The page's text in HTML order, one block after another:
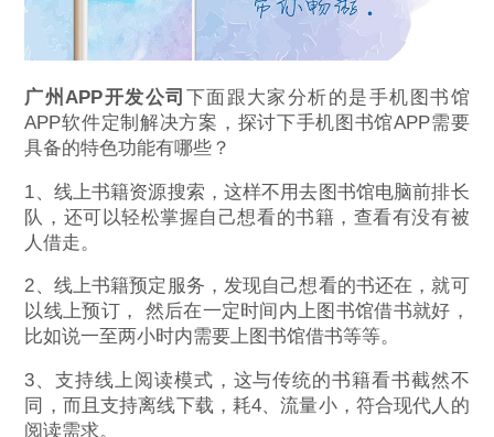
广州APP开发公司 下面跟大家分析的是手机图书馆
APP软件定制解决方案，探讨下手机图书馆APP需要
具备的特色功能有哪些？
1、线上书籍资源搜索，这样不用去图书馆电脑前排长
队，还可以轻松掌握自己想看的书籍，查看有没有被
人借走。
2、线上书籍预定服务，发现自己想看的书还在，就可
以线上预订， 然后在一定时间内上图书馆借书就好，
比如说一至两小时内需要上图书馆借书等等。
3、支持线上阅读模式，这与传统的书籍看书截然不
同，而且支持离线下载，耗4、流量小，符合现代人的
阅读需求。